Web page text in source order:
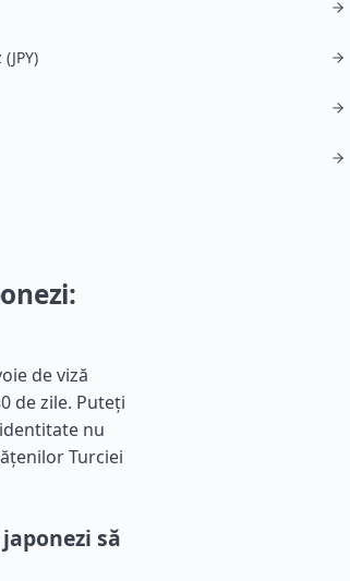
de viză
de zile. Puteți
nu
Turciei
să